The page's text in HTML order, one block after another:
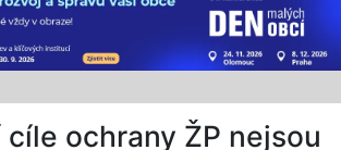
ochrany ŽP nejsou